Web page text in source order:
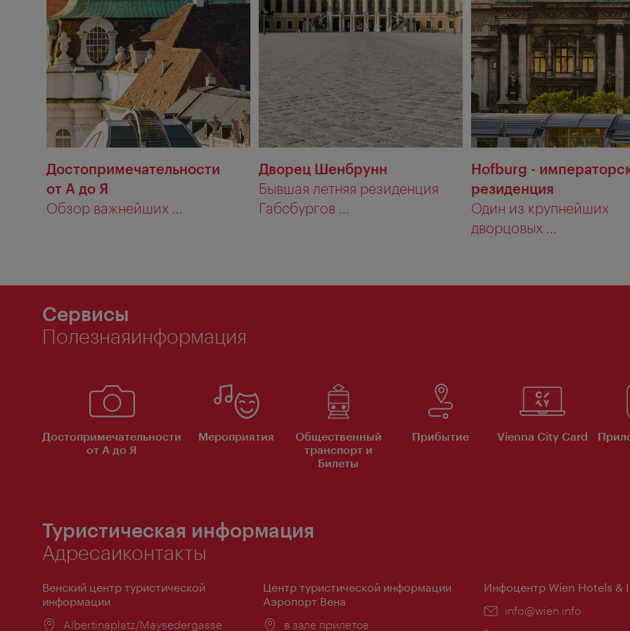
Достопримечательности
от А до Я
Обзор важнейших ...
Дворец Шенбрунн
Бывшая летняя резиденция
Габсбургов ...
Hofburg -
резиденция
Один из крупнейших
дворцовых ...
Сервисы
Полезнаяинформация
Достопримечательности
от А до Я
Мероприятия
Общественный
транспорт и
Билеты
Прибытие Vienna City Card
Туристическая информация
Адресаиконтакты
Венский центр туристической
информации
Расположение:
Albertinaplatz/Maysedergasse
Центр туристической информации
Аэропорт Вена
Расположение:
в зале прилетов
Инфоцентр Wien Hotels &
Эл.
info@wien.info